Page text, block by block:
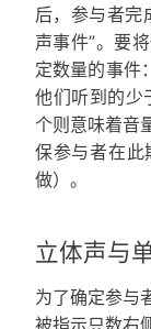
后，参与者完
声事件”。要
定数量的事件
他们听到的少
个则意味着音
保参与者在此
做）。
立体声与
为了确定参与